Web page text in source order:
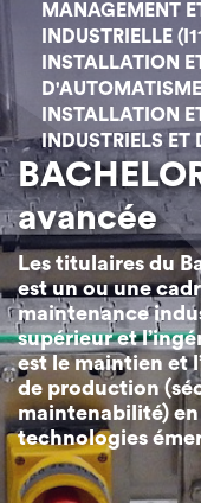
MANAGEMENT
INDUSTRIELLE
INSTALLATION
INSTALLATION
INDUSTRIELS ET
avancée
Les titulaires du
est un ou une
maintenance
supérieur et
est le maintien et
de production
maintenabilité) en
technologies